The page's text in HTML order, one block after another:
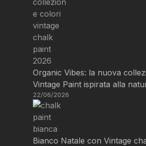
Organic Vibes: la nuova
Vintage Paint ispirata alla
22/06/2026
Bianco Natale con Vintage